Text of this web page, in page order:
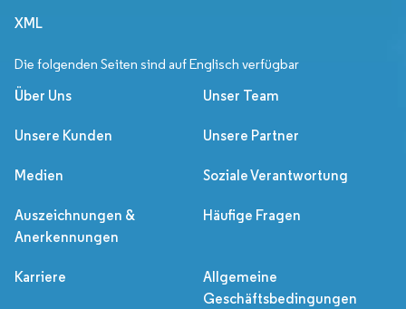
XML
Die folgenden Seiten sind auf Englisch verfügbar
Über Uns Unser Team
Unsere Kunden Unsere Partner
Medien Soziale Verantwortung
Auszeichnungen &
Anerkennungen
Häufige Fragen
Karriere
Allgemeine
Geschäftsbedingungen